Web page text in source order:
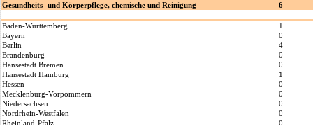
Gesundheits- und Körperpflege, chemische und Reinigung
6
Baden-Württemberg
1
Bayern
0
Berlin
4
Brandenburg
0
Hansestadt Bremen
0
Hansestadt Hamburg
1
Hessen
0
Mecklenburg-Vorpommern
0
Niedersachsen
0
Nordrhein-Westfalen
0
Rheinland-Pfalz
0